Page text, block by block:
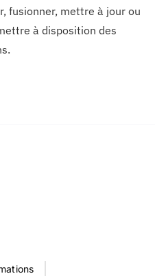
fusionner, mettre à jour ou
à disposition des